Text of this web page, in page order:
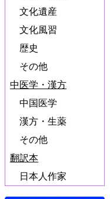
文化遺産
文化風習
歴史
その他
中医学・漢方
中国医学
漢方・生薬
その他
翻訳本
日本人作家